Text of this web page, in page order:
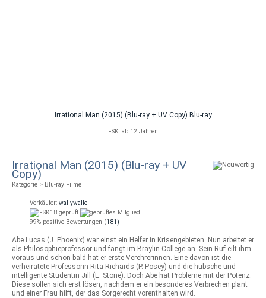
Irrational Man (2015) (Blu-ray + UV Copy) Blu-ray
FSK: ab 12 Jahren
Irrational Man (2015) (Blu-ray + UV
Copy)
Kategorie > Blu-ray Filme
Verkäufer: wallywalle
99% positive Bewertungen (181)
Abe Lucas (J. Phoenix) war einst ein Helfer in Krisengebieten. Nun arbeitet er
als Philosophieprofessor und fängt im Braylin College an. Sein Ruf eilt ihm
voraus und schon bald hat er erste Verehrerinnen. Eine davon ist die
verheiratete Professorin Rita Richards (P. Posey) und die hübsche und
intelligente Studentin Jill (E. Stone). Doch Abe hat Probleme mit der Potenz.
Diese sollen sich erst lösen, nachdem er ein besonderes Verbrechen plant
und einer Frau hilft, der das Sorgerecht vorenthalten wird.